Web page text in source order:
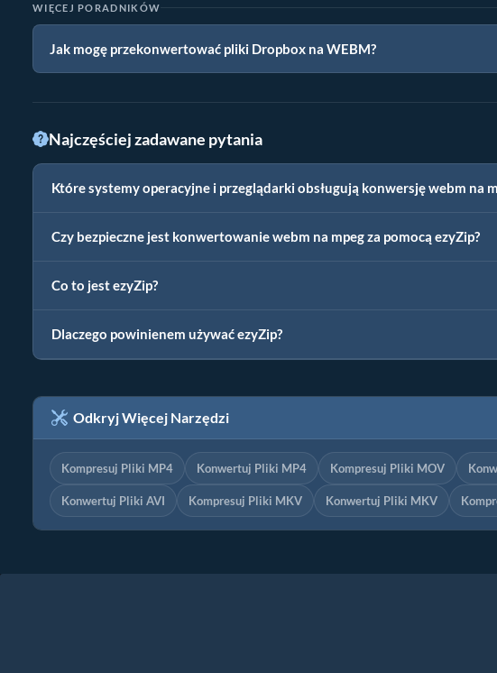
WIĘCEJ PORADNIKÓW
Jak mogę przekonwertować pliki Dropbox na WEBM?
Najczęściej zadawane pytania
Które systemy operacyjne i przeglądarki obsługują konwersję webm na
Czy bezpieczne jest konwertowanie webm na mpeg za pomocą ezyZip?
Co to jest ezyZip?
Dlaczego powinienem używać ezyZip?
Odkryj Więcej Narzędzi
Kompresuj Pliki MP4 Konwertuj Pliki MP4 Kompresuj Pliki MOV
Konwertuj Pliki AVI Kompresuj Pliki MKV Konwertuj Pliki MKV